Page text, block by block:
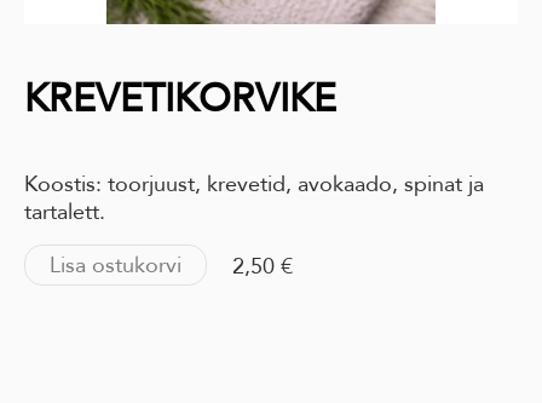
KREVETIKORVIKE
Koostis: toorjuust, krevetid, avokaado, spinat ja
tartalett.
Lisa ostukorvi
2,50 €